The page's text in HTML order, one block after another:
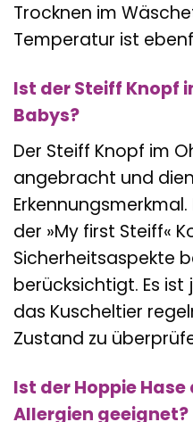
Trocknen im
Temperatur ist
Ist der Steiff Knopf
Babys?
Der Steiff Knopf im
angebracht und
der »My first Steiff«
Sicherheitsaspekte
berücksichtigt. Es
das Kuscheltier
Zustand zu
Ist der Hoppie
Allergien geeignet?